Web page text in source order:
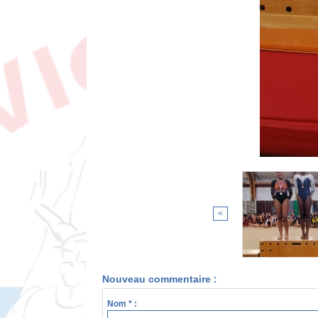
<
Nouveau commentaire :
Nom * :